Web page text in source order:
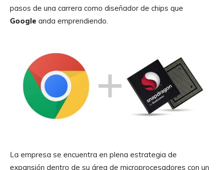
pasos de una carrera como diseñador de chips que
Google anda emprendiendo.
La empresa se encuentra en plena estrategia de
expansión dentro de su área de microprocesadores con un